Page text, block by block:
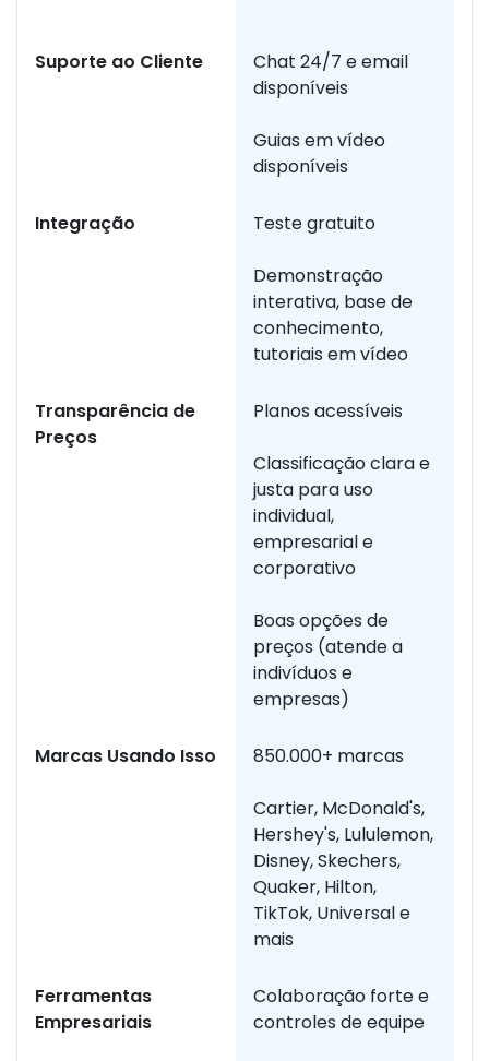
Suporte ao Cliente
Chat 24/7 e email
disponíveis
Guias em vídeo
disponíveis
Integração Teste gratuito
Demonstração
interativa, base de
conhecimento,
tutoriais em vídeo
Transparência de
Preços
Planos acessíveis
Classificação clara e
justa para uso
individual,
empresarial e
corporativo
Boas opções de
preços (atende a
indivíduos e
empresas)
Marcas Usando Isso 850.000+ marcas
Cartier, McDonald's,
Hershey's, Lululemon,
Disney, Skechers,
Quaker, Hilton,
TikTok, Universal e
mais
Ferramentas
Empresariais
Colaboração forte e
controles de equipe